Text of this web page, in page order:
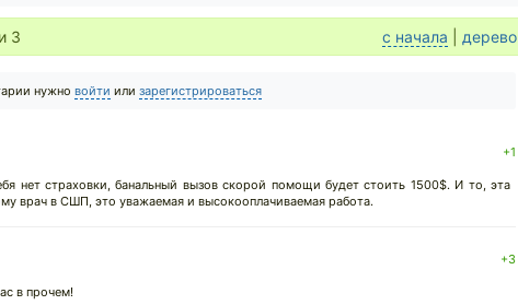
3 с начала дерево
нужно войти или зарегистрироваться
+1
нет страховки, банальный вызов скорой помощи будет стоить 1500$. И то, эта
врач в СШП, это уважаемая и высокооплачиваемая работа.
+3
в прочем!